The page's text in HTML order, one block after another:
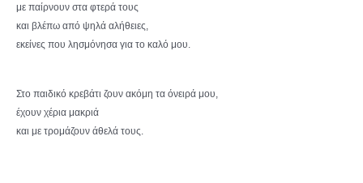
με παίρνουν στα φτερά τους
και βλέπω από ψηλά αλήθειες,
εκείνες που λησμόνησα για το καλό μου.
Στο παιδικό κρεβάτι ζουν ακόμη τα όνειρά μου,
έχουν χέρια μακριά
και με τρομάζουν άθελά τους.